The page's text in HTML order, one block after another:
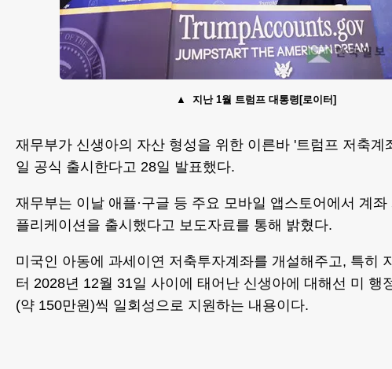
지난 1월 트럼프 대통령[로이터]
재무부가 신생아의 자산 형성을 위한 이른바 '트럼프 저축계
일 공식 출시한다고 28일 발표했다.
재무부는 이날 애플·구글 등 주요 모바일 앱스토어에서 계좌
플리케이션을 출시했다고 보도자료를 통해 밝혔다.
미국인 아동에 과세이연 저축투자계좌를 개설해주고, 특히
터 2028년 12월 31일 사이에 태어난 신생아에 대해선 미 행
(약 150만원)씩 일회성으로 지원하는 내용이다.